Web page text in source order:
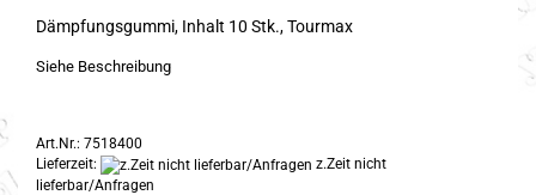
Dämpfungsgummi, Inhalt 10 Stk., Tourmax
Siehe Beschreibung
Art.Nr.: 7518400
Lieferzeit:
z.Zeit nicht
lieferbar/Anfragen